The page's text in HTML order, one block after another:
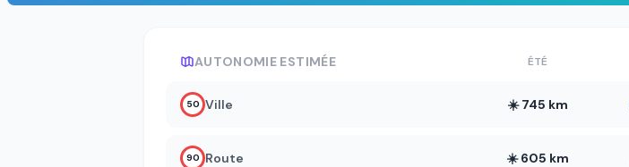
AUTONOMIE ESTIMÉE ÉTÉ
50 Ville ☀️ 745 km
90 Route ☀️ 605 km